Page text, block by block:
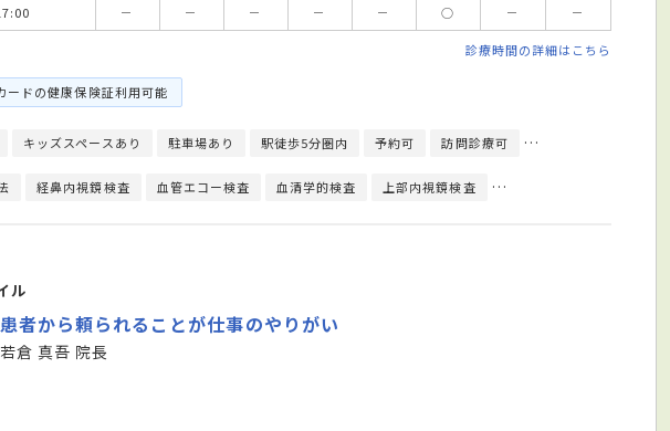
－ － － － － ○ － －
診療時間の詳細はこちら
ードの健康保険証利用可能
キッズスペースあり 駐車場あり 駅徒歩5分圏内 予約可 訪問診療可 エレベーターあり
経鼻内視鏡検査 血管エコー検査 血清学的検査 上部内視鏡検査 心臓・腹部超音波検査
ル
患者から頼られることが仕事のやりがい
若倉 真吾 院長